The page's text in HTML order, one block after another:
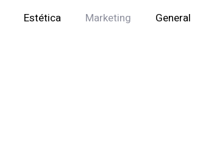
Estética Marketing General